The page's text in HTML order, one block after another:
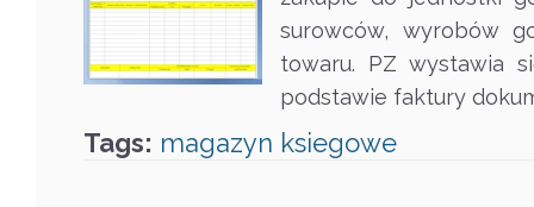
surowców, wyrobów
towaru. PZ wystawia
podstawie faktury
Tags: magazyn ksiegowe